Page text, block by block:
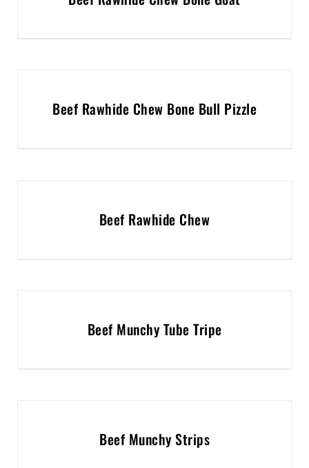
Beef Rawhide Chew Bone Bull Pizzle
Beef Rawhide Chew
Beef Munchy Tube Tripe
Beef Munchy Strips